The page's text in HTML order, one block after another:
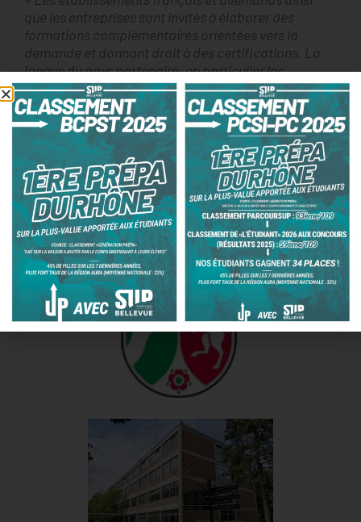
que les entreprises sont invités à élaborer des
formations complémentaires orientées vers la
demande et donnant droit à des certifications. La
langue du pays partenaire, en particulier les
connaissances linguistiques spécialisées, les
contenus de formation initiale, interprofessionnels
et spécifiques, ainsi que les expériences
interculturelles constituent les éléments essentiels
de cette formation. »Accord de Weimar, 19
septembre 1997